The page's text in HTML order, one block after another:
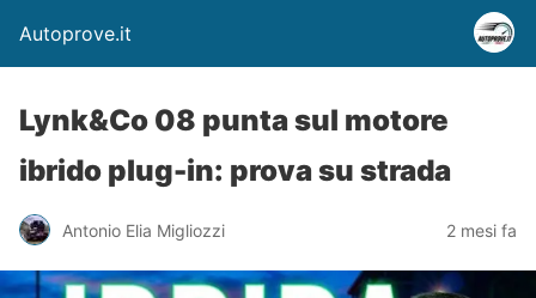
Autoprove.it
Lynk&Co 08 punta sul motore
ibrido plug-in: prova su strada
Antonio Elia Migliozzi 2 mesi fa